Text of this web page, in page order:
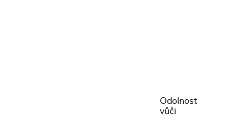
Odolnost
vůči